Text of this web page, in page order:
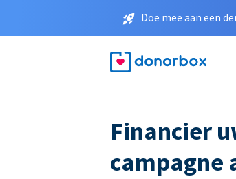
Doe mee aan een
Financier
campagne